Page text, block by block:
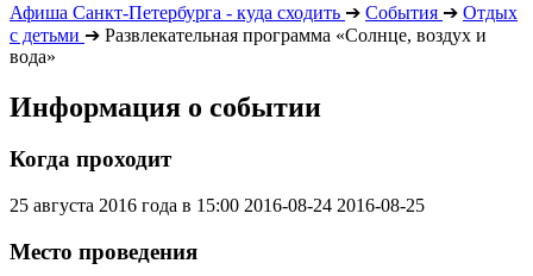
Афиша Санкт-Петербурга - куда сходить ➔ События ➔ Отдых
с детьми ➔ Развлекательная программа «Солнце, воздух и
вода»
Информация о событии
Когда проходит
25 августа 2016 года в 15:00 2016-08-24 2016-08-25
Место проведения